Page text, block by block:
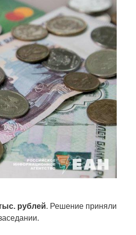
рублей. Решение приняли